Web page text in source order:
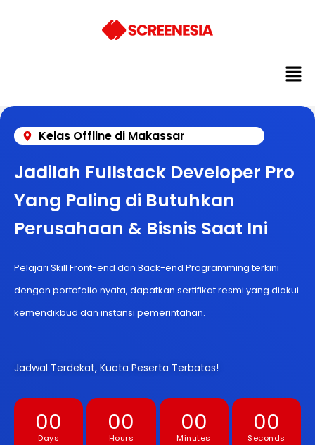
Kelas Offline di Makassar
Jadilah Fullstack Developer Pro
Yang Paling di Butuhkan
Perusahaan & Bisnis Saat Ini
Pelajari Skill Front-end dan Back-end Programming terkini
dengan portofolio nyata, dapatkan sertifikat resmi yang diakui
kemendikbud dan instansi pemerintahan.
Jadwal Terdekat, Kuota Peserta Terbatas!
00
Days
00
Hours
00
Minutes
00
Seconds